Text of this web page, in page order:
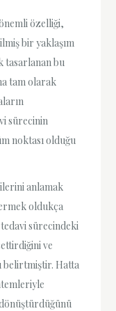
özelliği,
bir yaklaşım
tasarlanan bu
tam olarak
sürecinin
noktası olduğu
anlamak
oldukça
sürecindeki
ve
belirtmiştir. Hatta